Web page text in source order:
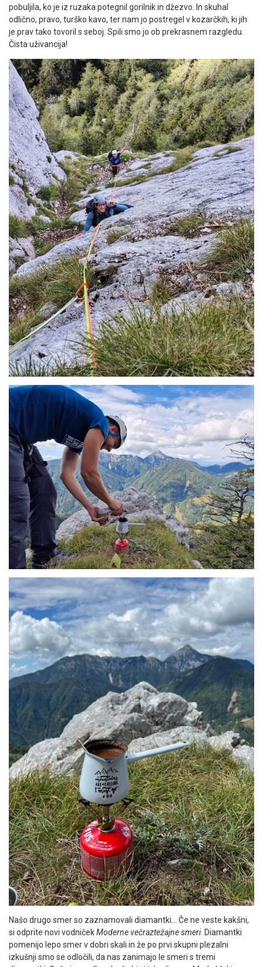
pobuljila, ko je iz ruzaka potegnil gorilnik in džezvo. In skuhal
odlično, pravo, turško kavo, ter nam jo postregel v kozarčkih, ki jih
je prav tako tovoril s seboj. Spili smo jo ob prekrasnem razgledu.
Čista uživancija!
Našo drugo smer so zaznamovali diamantki… Če ne veste kakšni,
si odprite novi vodničekModerne večraztežajne smeri. Diamantki
pomenijo lepo smer v dobri skali in že po prvi skupni plezalni
izkušnji smo se odločili, da nas zanimajo le smeri s tremi